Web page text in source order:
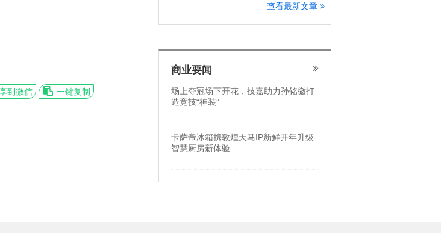
到微信 一键复制
查看最新文章
商业要闻
场上夺冠场下开花，技嘉助力孙铭徽打
造竞技“神装”
卡萨帝冰箱携敦煌天马IP新鲜开年升级
智慧厨房新体验